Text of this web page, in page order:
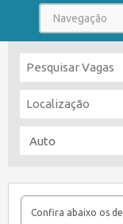
Confira abaixo os